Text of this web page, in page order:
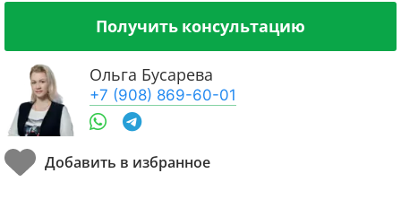
Получить консультацию
Ольга Бусарева
+7 (908) 869-60-01